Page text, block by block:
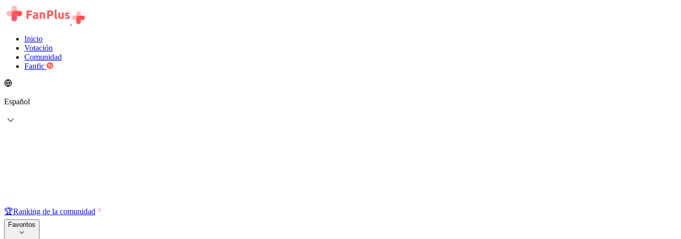
Inicio
Votación
Comunidad
Fanfic
Español
🏆Ranking de la comunidad
Favoritos